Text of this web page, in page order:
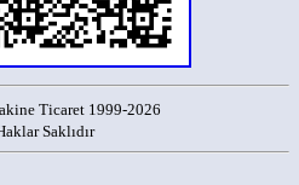
Ticaret 1999-2026
Saklıdır